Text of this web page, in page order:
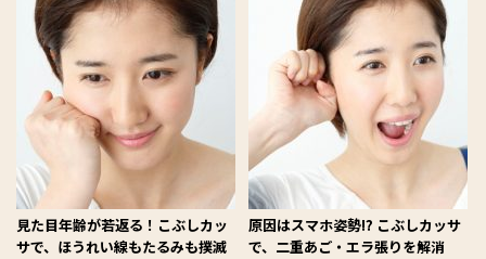
見た目年齢が若返る！こぶしカッ
サで、ほうれい線もたるみも撲滅
原因はスマホ姿勢⁉ こぶしカッサ
で、二重あご・エラ張りを解消